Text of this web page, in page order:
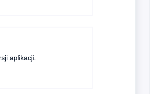
aplikacji.